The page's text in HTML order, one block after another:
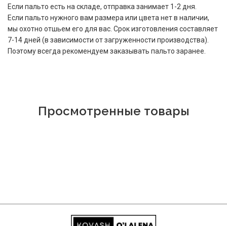
Если пальто есть на складе, отправка занимает 1-2 дня.
Если пальто нужного вам размера или цвета нет в наличии,
мы охотно отшьем его для вас. Срок изготовления составляет
7-14 дней (в зависимости от загруженности производства).
Поэтому всегда рекомендуем заказывать пальто заранее.
Просмотренные товары